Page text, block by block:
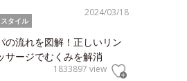
2024/03/18
タイル
の流れを図解！正しいリン
サージでむくみを解消
1833897 view